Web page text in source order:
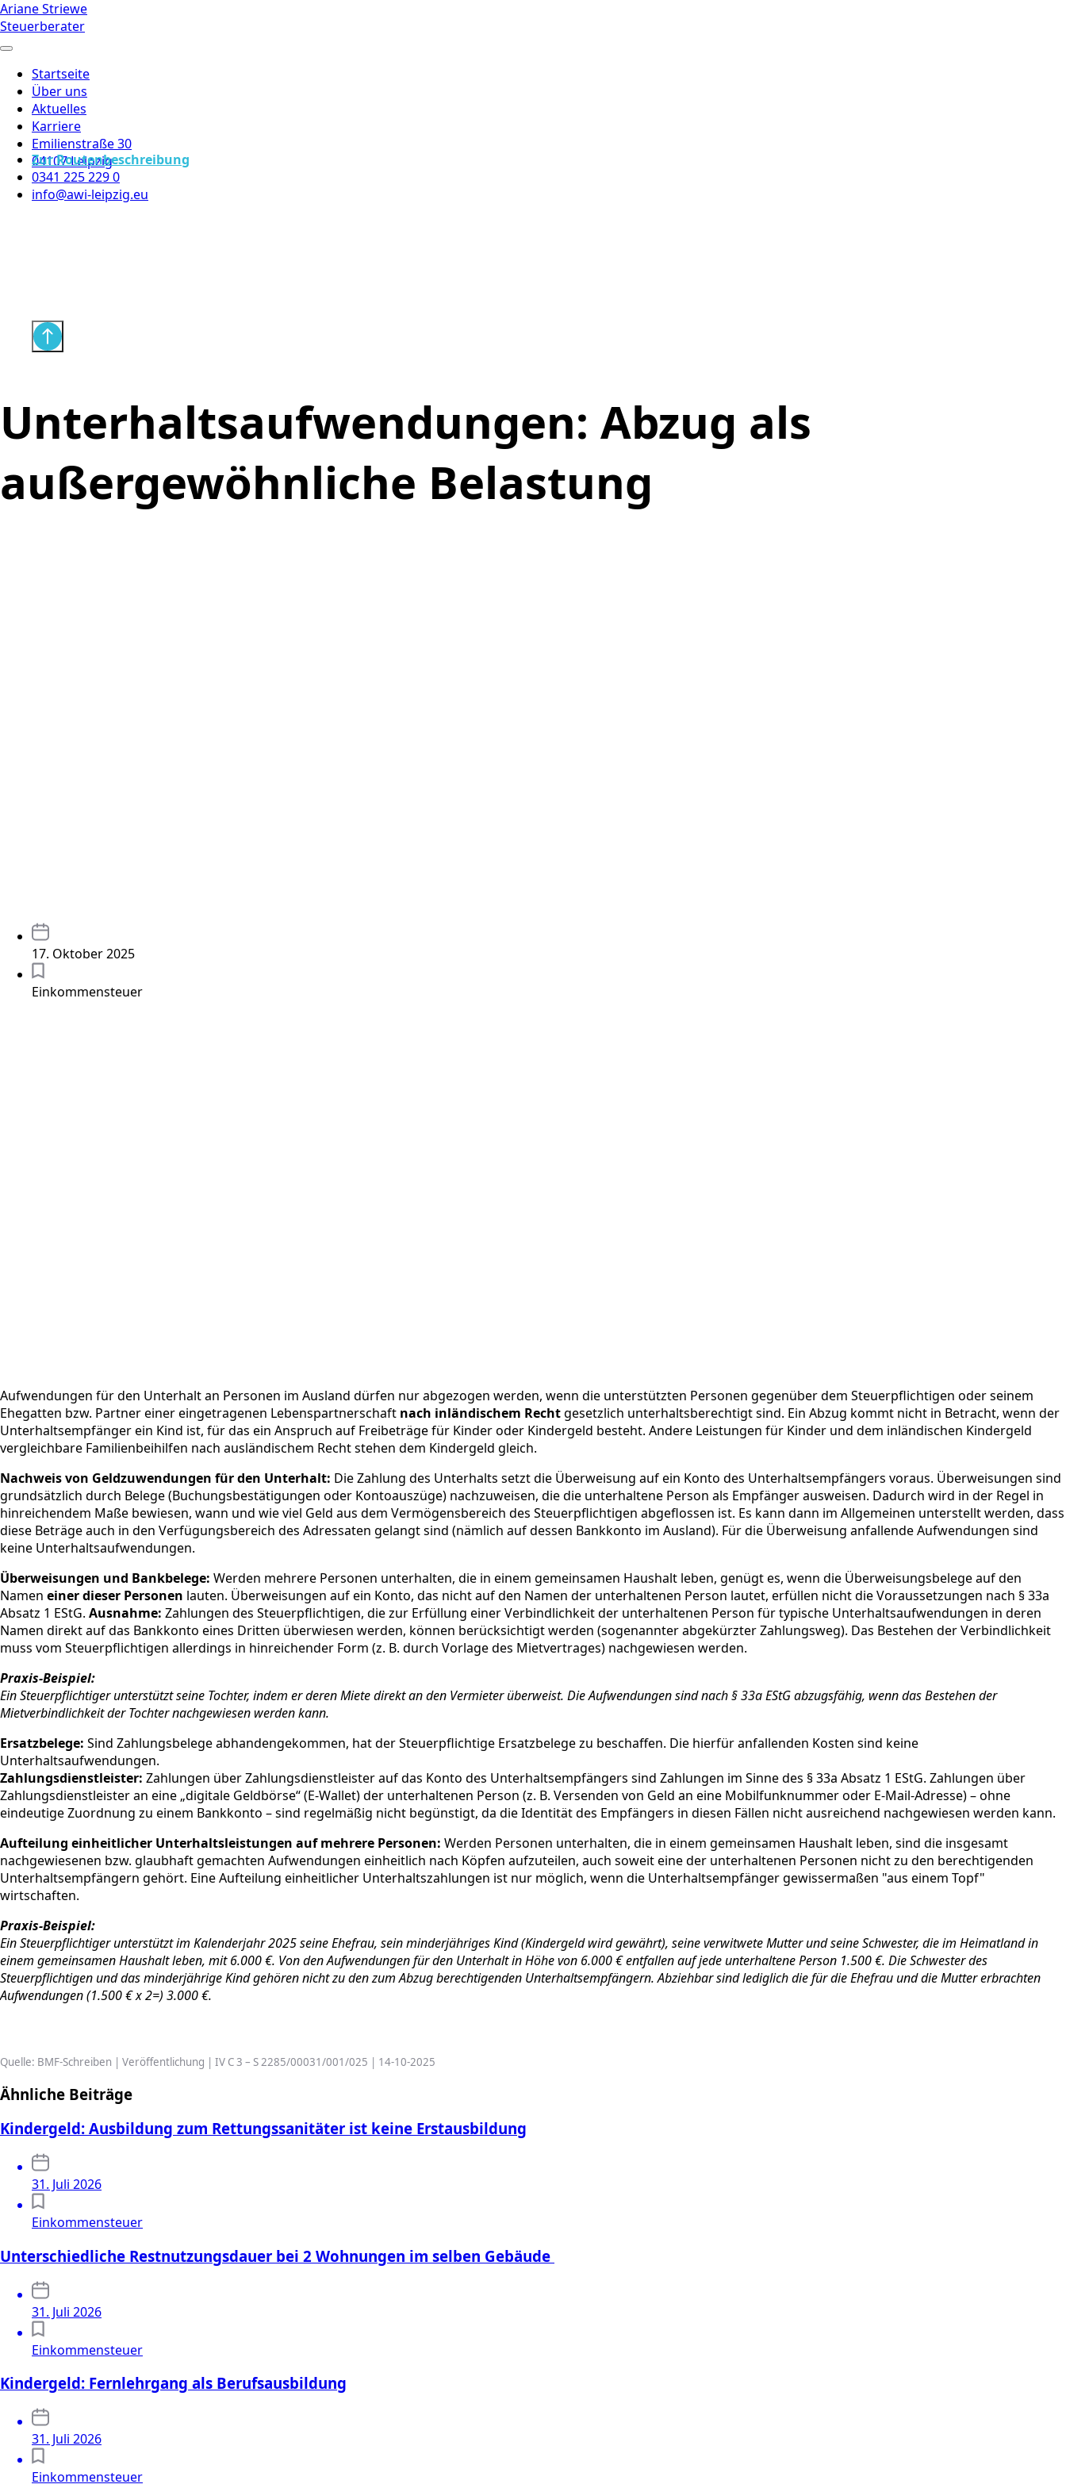
Ariane Striewe
Steuerberater
Startseite
Über uns
Aktuelles
Karriere
Emilienstraße 30
04107 Leipzig
Zur Routenbeschreibung
0341 225 229 0
info@awi-leipzig.eu
Unterhaltsaufwendungen: Abzug als
außergewöhnliche Belastung
17. Oktober 2025
Einkommensteuer
Aufwendungen für den Unterhalt an Personen im Ausland dürfen nur abgezogen werden, wenn die unterstützten Personen gegenüber dem Steuerpflichtigen oder seinem
Ehegatten bzw. Partner einer eingetragenen Lebenspartnerschaft nach inländischem Rechtgesetzlich unterhaltsberechtigt sind. Ein Abzug kommt nicht in Betracht, wenn der
Unterhaltsempfänger ein Kind ist, für das ein Anspruch auf Freibeträge für Kinder oder Kindergeld besteht. Andere Leistungen für Kinder und dem inländischen Kindergeld
vergleichbare Familienbeihilfen nach ausländischem Recht stehen dem Kindergeld gleich.
Nachweis von Geldzuwendungen für den Unterhalt: Die Zahlung des Unterhalts setzt die Überweisung auf ein Konto des Unterhaltsempfängers voraus. Überweisungen sind
grundsätzlich durch Belege (Buchungsbestätigungen oder Kontoauszüge) nachzuweisen, die die unterhaltene Person als Empfänger ausweisen. Dadurch wird in der Regel in
hinreichendem Maße bewiesen, wann und wie viel Geld aus dem Vermögensbereich des Steuerpflichtigen abgeflossen ist. Es kann dann im Allgemeinen unterstellt werden, dass
diese Beträge auch in den Verfügungsbereich des Adressaten gelangt sind (nämlich auf dessen Bankkonto im Ausland). Für die Überweisung anfallende Aufwendungen sind
keine Unterhaltsaufwendungen.
Überweisungen und Bankbelege: Werden mehrere Personen unterhalten, die in einem gemeinsamen Haushalt leben, genügt es, wenn die Überweisungsbelege auf den
Namen einer dieser Personen lauten. Überweisungen auf ein Konto, das nicht auf den Namen der unterhaltenen Person lautet, erfüllen nicht die Voraussetzungen nach § 33a
Absatz 1 EStG. Ausnahme: Zahlungen des Steuerpflichtigen, die zur Erfüllung einer Verbindlichkeit der unterhaltenen Person für typische Unterhaltsaufwendungen in deren
Namen direkt auf das Bankkonto eines Dritten überwiesen werden, können berücksichtigt werden (sogenannter abgekürzter Zahlungsweg). Das Bestehen der Verbindlichkeit
muss vom Steuerpflichtigen allerdings in hinreichender Form (z. B. durch Vorlage des Mietvertrages) nachgewiesen werden.
Praxis-Beispiel:
Ein Steuerpflichtiger unterstützt seine Tochter, indem er deren Miete direkt an den Vermieter überweist. Die Aufwendungen sind nach § 33a EStG abzugsfähig, wenn das Bestehen der
Mietverbindlichkeit der Tochter nachgewiesen werden kann.
Ersatzbelege: Sind Zahlungsbelege abhandengekommen, hat der Steuerpflichtige Ersatzbelege zu beschaffen. Die hierfür anfallenden Kosten sind keine
Unterhaltsaufwendungen.
Zahlungsdienstleister: Zahlungen über Zahlungsdienstleister auf das Konto des Unterhaltsempfängers sind Zahlungen im Sinne des § 33a Absatz 1 EStG. Zahlungen über
Zahlungsdienstleister an eine „digitale Geldbörse“ (E-Wallet) der unterhaltenen Person (z. B. Versenden von Geld an eine Mobilfunknummer oder E-Mail-Adresse) – ohne
eindeutige Zuordnung zu einem Bankkonto – sind regelmäßig nicht begünstigt, da die Identität des Empfängers in diesen Fällen nicht ausreichend nachgewiesen werden kann.
Aufteilung einheitlicher Unterhaltsleistungen auf mehrere Personen: Werden Personen unterhalten, die in einem gemeinsamen Haushalt leben, sind die insgesamt
nachgewiesenen bzw. glaubhaft gemachten Aufwendungen einheitlich nach Köpfen aufzuteilen, auch soweit eine der unterhaltenen Personen nicht zu den berechtigenden
Unterhaltsempfängern gehört. Eine Aufteilung einheitlicher Unterhaltszahlungen ist nur möglich, wenn die Unterhaltsempfänger gewissermaßen "aus einem Topf"
wirtschaften.
Praxis-Beispiel:
Ein Steuerpflichtiger unterstützt im Kalenderjahr 2025 seine Ehefrau, sein minderjähriges Kind (Kindergeld wird gewährt), seine verwitwete Mutter und seine Schwester, die im Heimatland in
einem gemeinsamen Haushalt leben, mit 6.000 €. Von den Aufwendungen für den Unterhalt in Höhe von 6.000 € entfallen auf jede unterhaltene Person 1.500 €. Die Schwester des
Steuerpflichtigen und das minderjährige Kind gehören nicht zu den zum Abzug berechtigenden Unterhaltsempfängern. Abziehbar sind lediglich die für die Ehefrau und die Mutter erbrachten
Aufwendungen (1.500 € x 2=) 3.000 €.
Quelle: BMF-Schreiben | Veröffentlichung | IV C 3 – S 2285/00031/001/025 | 14-10-2025
Ähnliche Beiträge
Kindergeld: Ausbildung zum Rettungssanitäter ist keine Erstausbildung
31. Juli 2026
Einkommensteuer
Unterschiedliche Restnutzungsdauer bei 2 Wohnungen im selben Gebäude
31. Juli 2026
Einkommensteuer
Kindergeld: Fernlehrgang als Berufsausbildung
31. Juli 2026
Einkommensteuer